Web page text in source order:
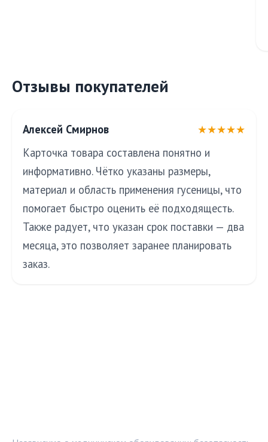
Отзывы покупателей
Алексей Смирнов
★★★★★
Карточка товара составлена понятно и
информативно. Чётко указаны размеры,
материал и область применения гусеницы, что
помогает быстро оценить её подходящесть.
Также радует, что указан срок поставки — два
месяца, это позволяет заранее планировать
заказ.